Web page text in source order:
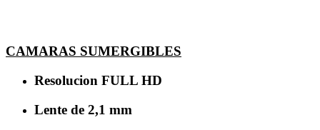
CAMARAS SUMERGIBLES
Resolucion FULL HD
Lente de 2,1 mm